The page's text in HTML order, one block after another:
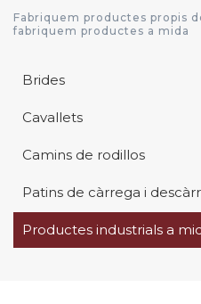
Fabriquem productes propis
fabriquem productes a mida
Brides
Cavallets
Camins de rodillos
Patins de càrrega i
Productes industrials a